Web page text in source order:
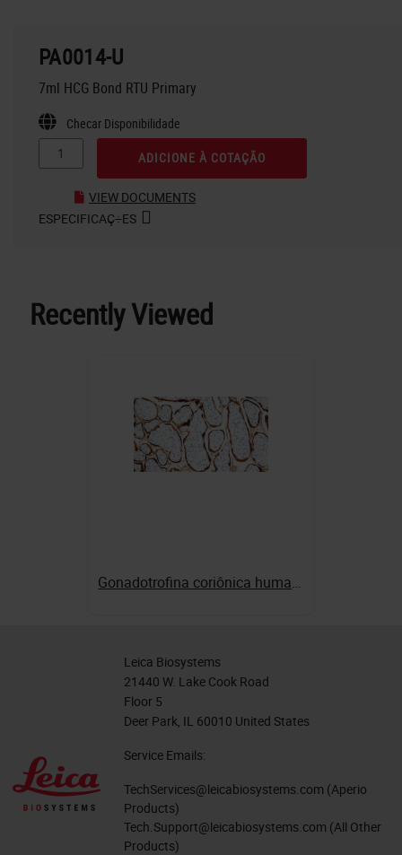
PA0014-U
7ml HCG Bond RTU Primary
Checar Disponibilidade
ADICIONE À COTAÇÃO
VIEW DOCUMENTS
ESPECIFICAÇ÷ES
Recently Viewed
Gonadotrofina coriônica humana (beta)
Leica Biosystems
21440 W. Lake Cook Road
Floor 5
Deer Park, IL 60010 United States
Service Emails:
TechServices@leicabiosystems.com (Aperio
Products)
Tech.Support@leicabiosystems.com (All Other
Products)